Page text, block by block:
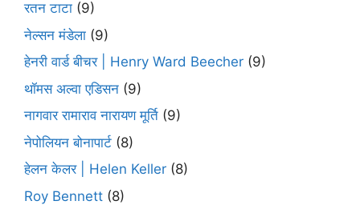
रतन टाटा (9)
नेल्सन मंडेला (9)
हेनरी वार्ड बीचर | Henry Ward Beecher (9)
थॉमस अल्वा एडिसन (9)
नागवार रामाराव नारायण मूर्ति (9)
नेपोलियन बोनापार्ट (8)
हेलन केलर | Helen Keller (8)
Roy Bennett (8)